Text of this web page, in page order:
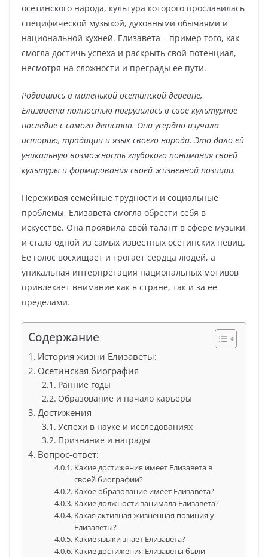
осетинского народа, культура которого прославилась
специфической музыкой, духовными обычаями и
национальной кухней. Елизавета – пример того, как
смогла достичь успеха и раскрыть свой потенциал,
несмотря на сложности и преграды ее пути.
Родившись в маленькой осетинской деревне,
Елизавета полностью погрузилась в свое культурное
наследие с самого детства. Она усердно изучала
историю, традиции и язык своего народа. Это дало ей
уникальную возможность глубокого понимания своей
культуры и формирования своей жизненной позиции.
Переживая семейные трудности и социальные
проблемы, Елизавета смогла обрести себя в
искусстве. Она проявила свой талант в сфере музыки
и стала одной из самых известных осетинских певиц.
Ее голос восхищает и трогает сердца людей, а
уникальная интерпретация национальных мотивов
привлекает внимание как в стране, так и за ее
пределами.
Содержание
История жизни Елизаветы:
Осетинская биография
Ранние годы
Образование и начало карьеры
Достижения
Успехи в науке и исследованиях
Признание и награды
Вопрос-ответ:
Какие достижения имеет Елизавета в
своей биографии?
Какое образование имеет Елизавета?
Какие должности занимала Елизавета?
Какая активная жизненная позиция у
Елизаветы?
Какие языки знает Елизавета?
Какие достижения Елизаветы были